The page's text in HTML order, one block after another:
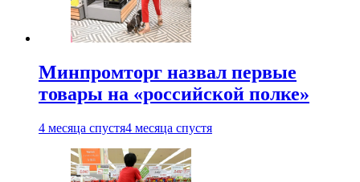
Минпромторг назвал первые
товары на «российской полке»
4 месяца спустя4 месяца спустя